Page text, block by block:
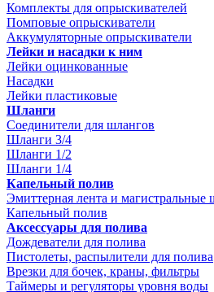
Комплекты для опрыскивателей
Помповые опрыскиватели
Аккумуляторные опрыскиватели
Лейки и насадки к ним
Лейки оцинкованные
Насадки
Лейки пластиковые
Шланги
Соединители для шлангов
Шланги 3/4
Шланги 1/2
Шланги 1/4
Капельный полив
Эмиттерная лента и магистральные
Капельный полив
Аксессуары для полива
Дождеватели для полива
Пистолеты, распылители для полива
Врезки для бочек, краны, фильтры
Таймеры и регуляторы уровня воды